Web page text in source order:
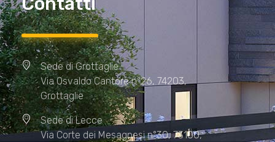
Sede di Grottaglie
Via Osvaldo Cantore n°26, 74203,
Grottaglie
Sede di Lecce
Via Corte dei Mesagnesi n°30, 73100,